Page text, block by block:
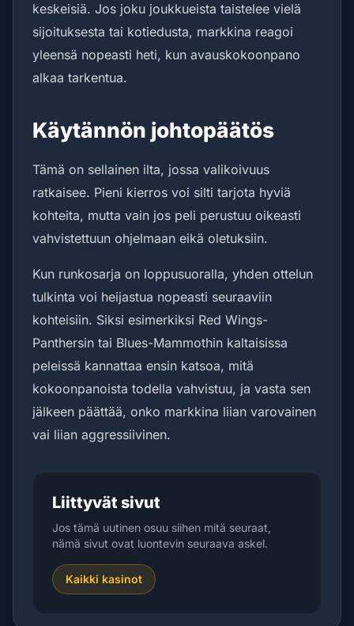
keskeisiä. Jos joku joukkueista taistelee vielä
sijoituksesta tai kotiedusta, markkina reagoi
yleensä nopeasti heti, kun avauskokoonpano
alkaa tarkentua.
Käytännön johtopäätös
Tämä on sellainen ilta, jossa valikoivuus
ratkaisee. Pieni kierros voi silti tarjota hyviä
kohteita, mutta vain jos peli perustuu oikeasti
vahvistettuun ohjelmaan eikä oletuksiin.
Kun runkosarja on loppusuoralla, yhden ottelun
tulkinta voi heijastua nopeasti seuraaviin
kohteisiin. Siksi esimerkiksi Red Wings-
Panthersin tai Blues-Mammothin kaltaisissa
peleissä kannattaa ensin katsoa, mitä
kokoonpanoista todella vahvistuu, ja vasta sen
jälkeen päättää, onko markkina liian varovainen
vai liian aggressiivinen.
Liittyvät sivut
Jos tämä uutinen osuu siihen mitä seuraat,
nämä sivut ovat luontevin seuraava askel.
Kaikki kasinot